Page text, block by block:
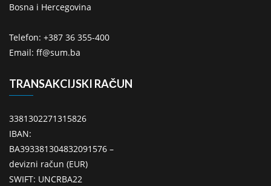
Bosna i Hercegovina
Telefon: +387 36 355-400
Email: ff@sum.ba
TRANSAKCIJSKI RAČUN
3381302271315826
IBAN:
BA393381304832091576 –
devizni račun (EUR)
SWIFT: UNCRBA22